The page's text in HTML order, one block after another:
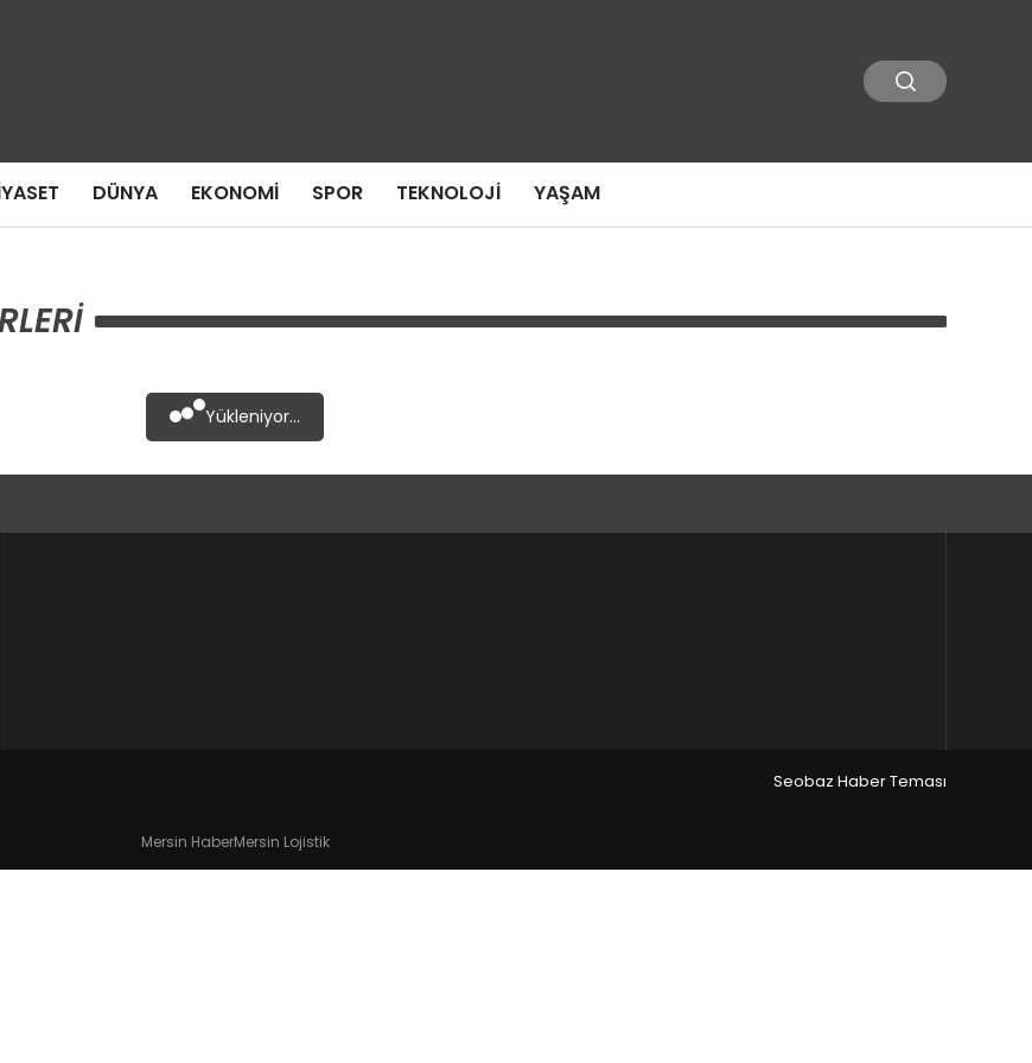
DÜNYA EKONOMI SPOR TEKNOLOJI YAŞAM
Yükleniyor...
Seobaz Haber Teması
Mersin HaberMersin Lojistik